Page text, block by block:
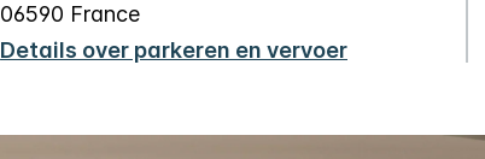
06590 France
Details over parkeren en vervoer